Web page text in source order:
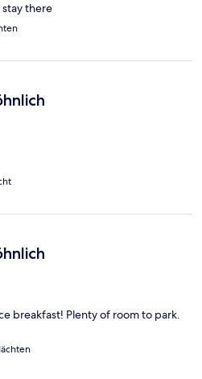
there
breakfast! Plenty of room to park.